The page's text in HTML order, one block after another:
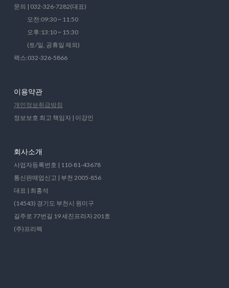
문의 | 032-326-7282(대표)
오전:09:30 ~ 11:50
오후:13:10 ~ 15:30
(토/일, 공휴일 제외)
팩스:032-326-5866
이용약관
개인정보취급방침
정보보호 최고 책임자 | 이강인
회사소개
사업자등록번호 | 110-81-43678
통신판매업신고 | 부천 2005-856
대표 | 최홍석
(14543) 경기도 부천시 원미구
길주로 77번길 19 세진프라자 201호
(주)프리렉